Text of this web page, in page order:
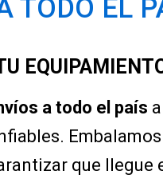
TODO EL
a todo el país
que